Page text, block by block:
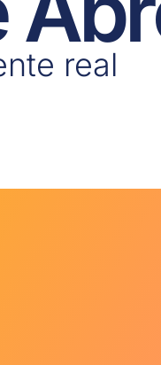
real